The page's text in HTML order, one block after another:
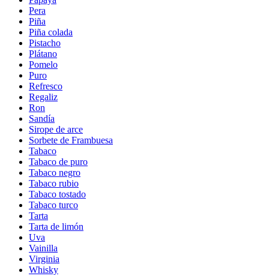
Pera
Piña
Piña colada
Pistacho
Plátano
Pomelo
Puro
Refresco
Regaliz
Ron
Sandía
Sirope de arce
Sorbete de Frambuesa
Tabaco
Tabaco de puro
Tabaco negro
Tabaco rubio
Tabaco tostado
Tabaco turco
Tarta
Tarta de limón
Uva
Vainilla
Virginia
Whisky